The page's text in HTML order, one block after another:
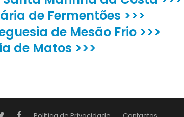
de Fermentões >>>
de Mesão Frio >>>
de Matos >>>